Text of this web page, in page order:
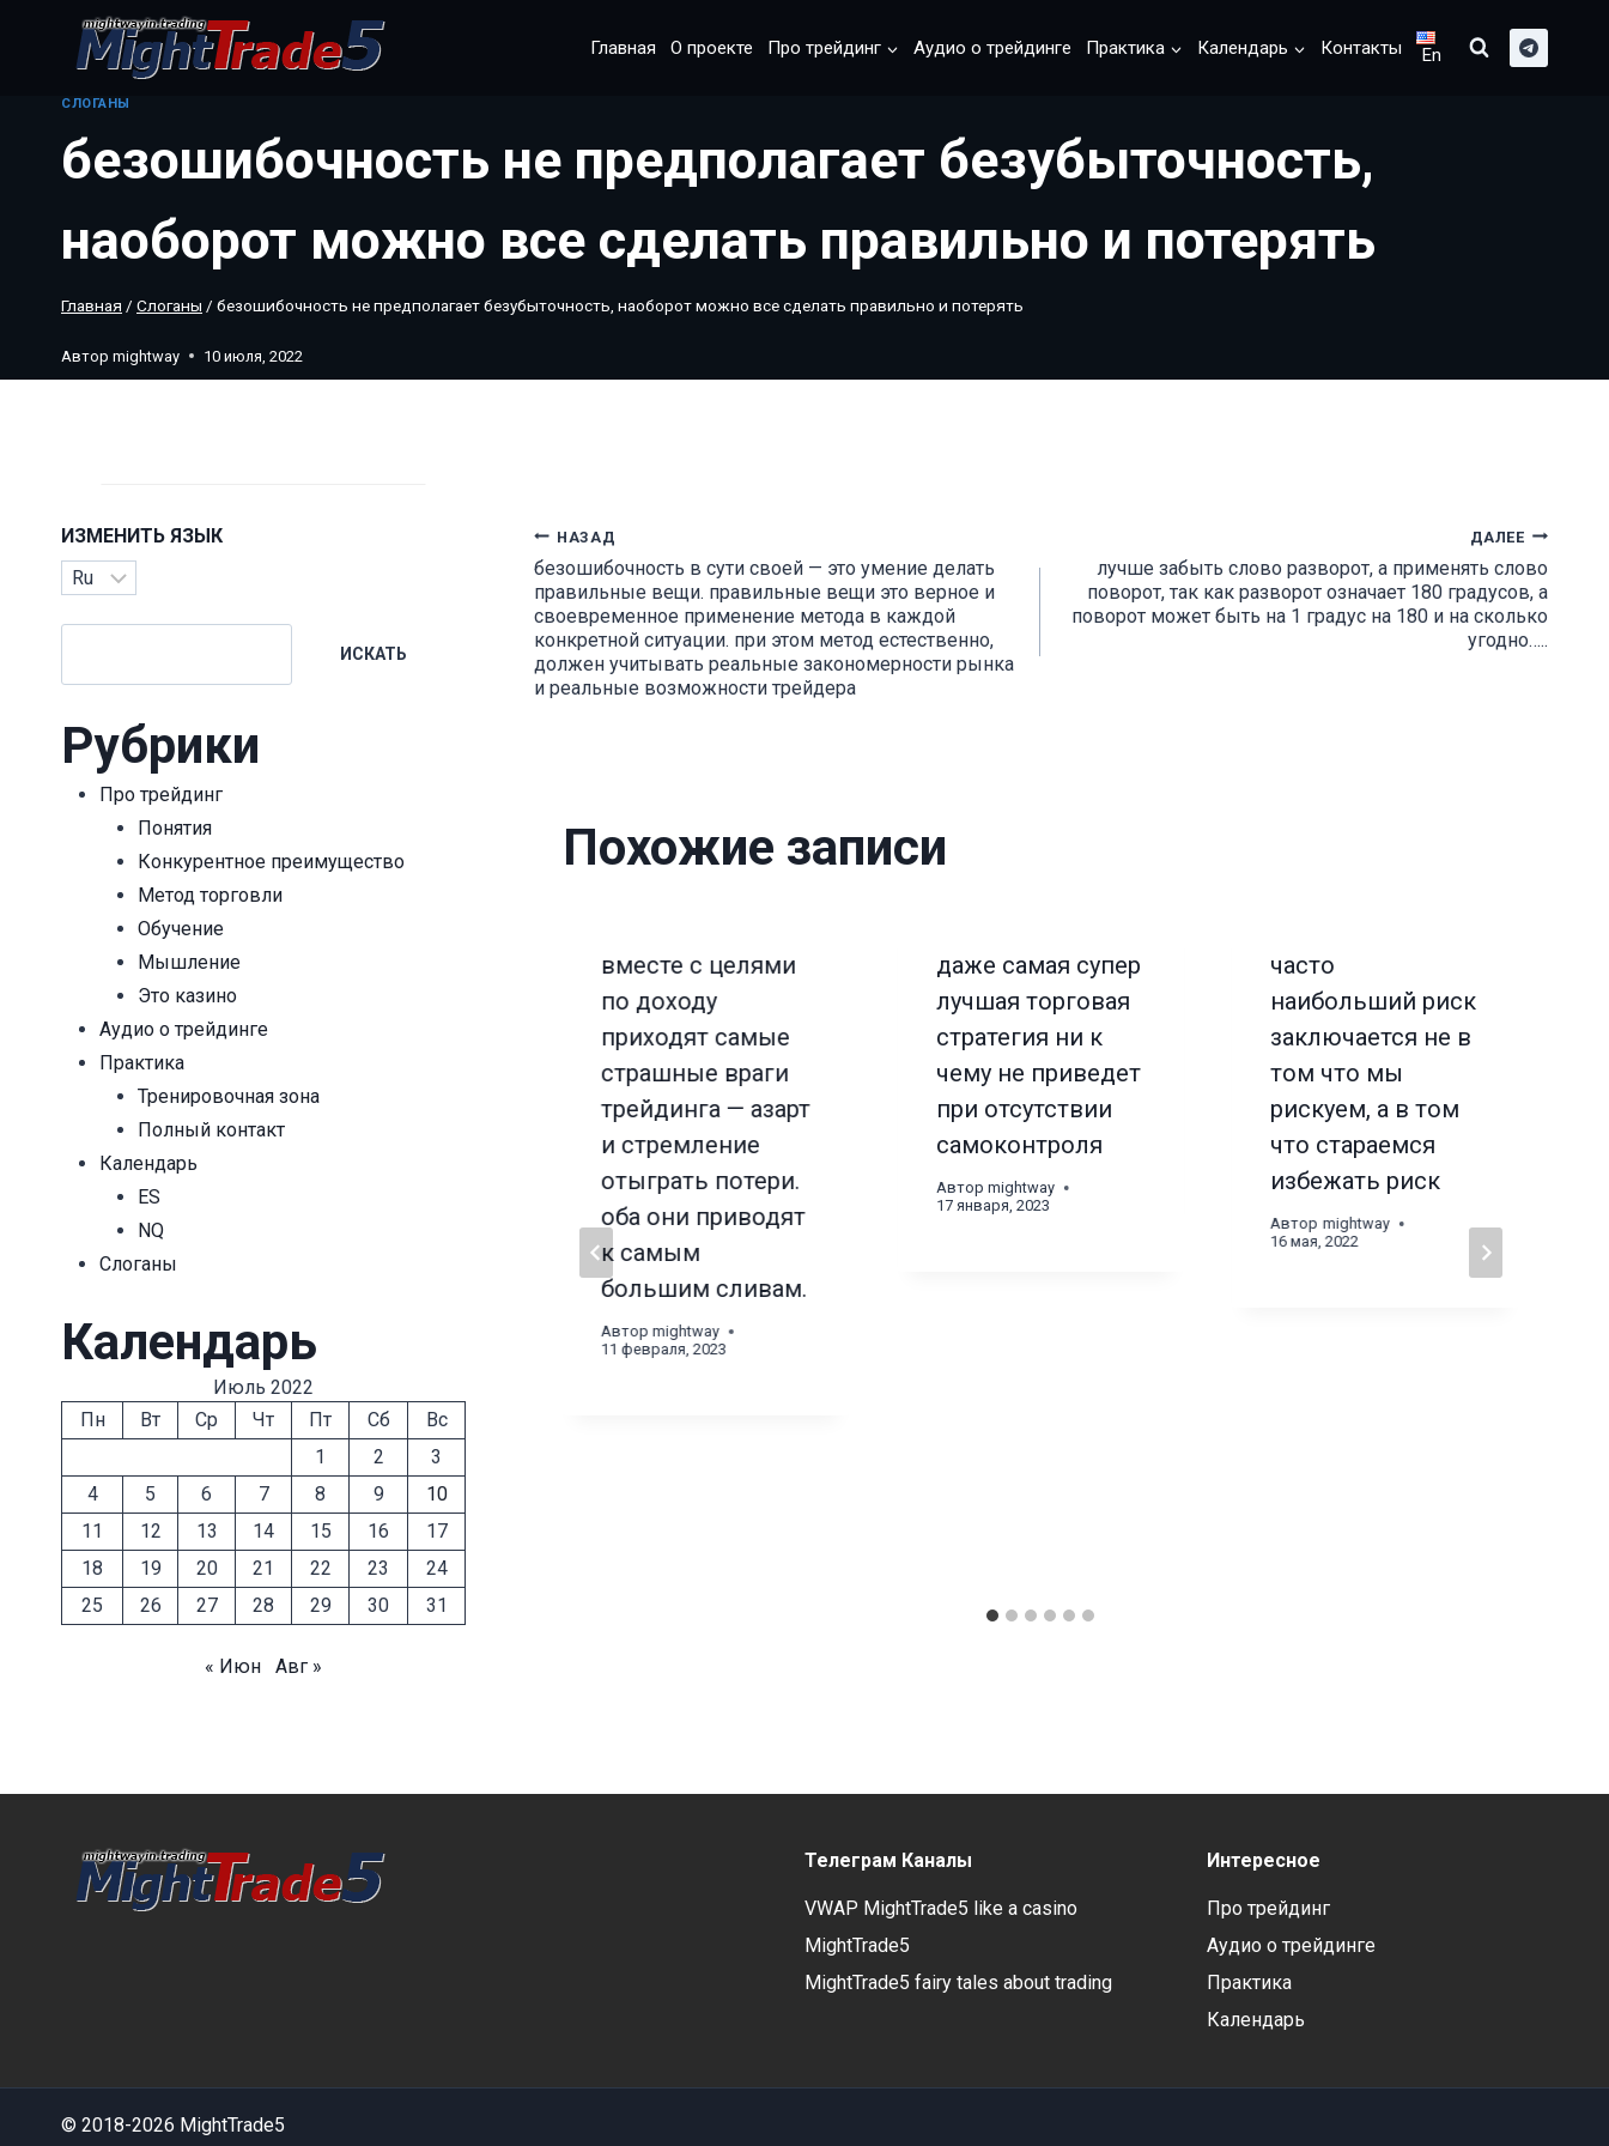
содержанию
Главная О проекте Про трейдинг Аудио о трейдинге Практика Календарь Контакты En
CЛОГАНЫ
безошибочность не предполагает безубыточность,
наоборот можно все сделать правильно и потерять
Главная / Cлоганы / безошибочность не предполагает безубыточность, наоборот можно все сделать правильно и потерять
Автор mightway 10 июля, 2022
Навигация
по
записям
НАЗАД
безошибочность в сути своей — это умение делать
правильные вещи. правильные вещи это верное и
своевременное применение метода в каждой
конкретной ситуации. при этом метод естественно,
должен учитывать реальные закономерности рынка
и реальные возможности трейдера
ДАЛЕЕ
лучше забыть слово разворот, а применять слово
поворот, так как разворот означает 180 градусов, а
поворот может быть на 1 градус на 180 и на сколько
угодно…..
Похожие записи
в
метода
— все
хорошо
научиться и стать
16 мая, 2022
вместе с целями
по доходу
приходят самые
страшные враги
трейдинга — азарт
и стремление
отыграть потери.
оба они приводят
к самым
большим сливам.
Автор mightway
11 февраля, 2023
даже самая супер
лучшая торговая
стратегия ни к
чему не приведет
при отсутствии
самоконтроля
Автор mightway
17 января, 2023
часто
наибольший риск
заключается не в
том что мы
рискуем, а в том
что стараемся
избежать риск
Автор mightway
16 мая, 2022
ИЗМЕНИТЬ ЯЗЫК
Изменить
язык
ИСКАТЬ
Рубрики
Про трейдинг
Понятия
Конкурентное преимущество
Метод торговли
Обучение
Мышление
Это казино
Аудио о трейдинге
Практика
Тренировочная зона
Полный контакт
Календарь
ES
NQ
Cлоганы
Календарь
Июль 2022
Пн
Вт Ср Чт Пт Сб
Вс
1
2
3
4
5 6 7 8 9
10
11
12 13 14 15 16
17
18
19 20 21 22 23
24
25
26 27 28 29 30 31
« Июн Авг »
Телеграм Каналы
VWAP MightTrade5 like a casino
MightTrade5
MightTrade5 fairy tales about trading
Интересное
Про трейдинг
Аудио о трейдинге
Практика
Календарь
© 2018-2026 MightTrade5